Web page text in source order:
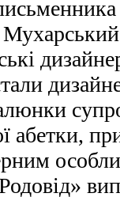
абетки,